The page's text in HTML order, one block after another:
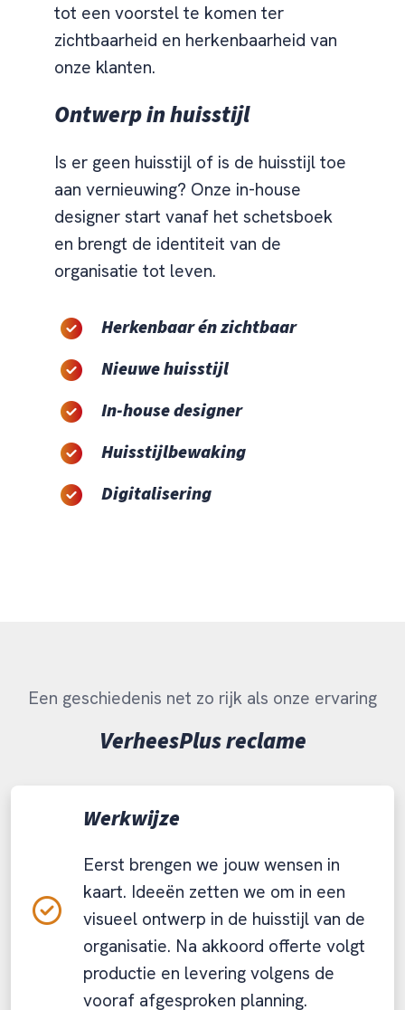
tot een voorstel te komen ter
zichtbaarheid en herkenbaarheid van
onze klanten.
Ontwerp in huisstijl
Is er geen huisstijl of is de huisstijl toe
aan vernieuwing? Onze in-house
designer start vanaf het schetsboek
en brengt de identiteit van de
organisatie tot leven.
Herkenbaar én zichtbaar
Nieuwe huisstijl
In-house designer
Huisstijlbewaking
Digitalisering
Een geschiedenis net zo rijk als onze ervaring
VerheesPlus reclame
Werkwijze
Eerst brengen we jouw wensen in
kaart. Ideeën zetten we om in een
visueel ontwerp in de huisstijl van de
organisatie. Na akkoord offerte volgt
productie en levering volgens de
vooraf afgesproken planning.